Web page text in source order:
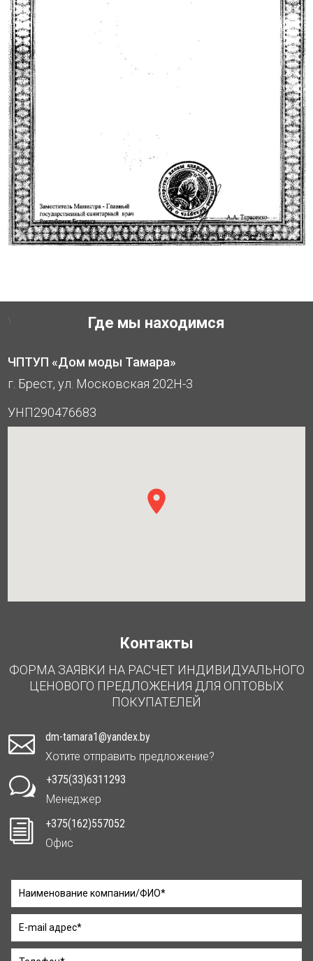
Где мы находимся
ЧПТУП «Дом моды Тамара»
г. Брест, ул. Московская 202Н-3
УНП290476683
Контакты
ФОРМА ЗАЯВКИ НА РАСЧЕТ ИНДИВИДУАЛЬНОГО
ЦЕНОВОГО ПРЕДЛОЖЕНИЯ ДЛЯ ОПТОВЫХ
ПОКУПАТЕЛЕЙ

dm-tamara1@yandex.by
Хотите отправить предложение?
w
+375(33)6311293
Менеджер
i
+375(162)557052
Офис